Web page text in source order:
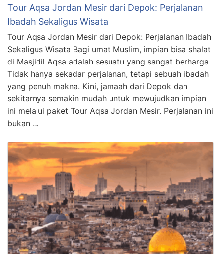
Tour Aqsa Jordan Mesir dari Depok: Perjalanan
Ibadah Sekaligus Wisata
Tour Aqsa Jordan Mesir dari Depok: Perjalanan Ibadah
Sekaligus Wisata Bagi umat Muslim, impian bisa shalat
di Masjidil Aqsa adalah sesuatu yang sangat berharga.
Tidak hanya sekadar perjalanan, tetapi sebuah ibadah
yang penuh makna. Kini, jamaah dari Depok dan
sekitarnya semakin mudah untuk mewujudkan impian
ini melalui paket Tour Aqsa Jordan Mesir. Perjalanan ini
bukan …